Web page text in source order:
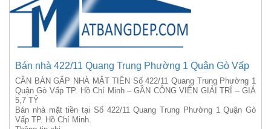
Bán nhà 422/11 Quang Trung Phường 1 Quận Gò Vấp
CẦN BÁN GẤP NHÀ MẶT TIỀN Số 422/11 Quang Trung Phường 1
Quận Gò Vấp TP. Hồ Chí Minh – GẦN CÔNG VIÊN GIẢI TRÍ – GIÁ
5,7 TỶ
Bán nhà mặt tiền tại Số 422/11 Quang Trung Phường 1 Quận Gò
Vấp TP. Hồ Chí Minh.